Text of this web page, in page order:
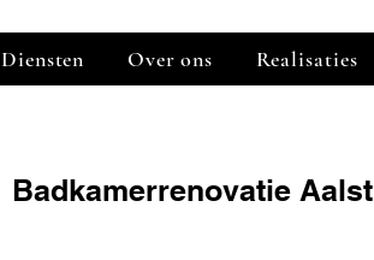
Diensten Over ons Realisaties
Badkamerrenovatie Aalst